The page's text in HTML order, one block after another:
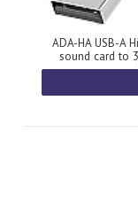
ADA-HA USB-A
sound card to